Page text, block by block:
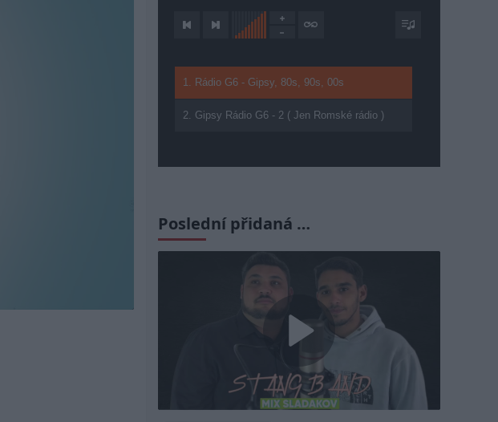
1. Rádio G6 - Gipsy, 80s, 90s, 00s
2. Gipsy Rádio G6 - 2 ( Jen Romské rádio )
Poslední přidaná …
Play
Video